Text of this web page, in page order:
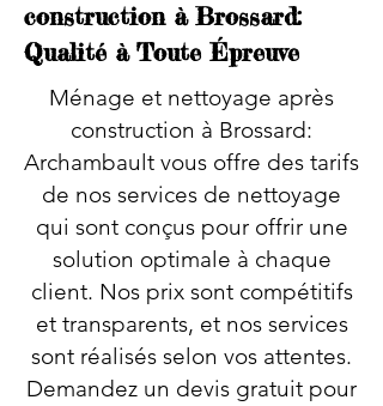
construction à Brossard:
Qualité à Toute Épreuve
Ménage et nettoyage après
construction à Brossard:
Archambault vous offre des tarifs
de nos services de nettoyage
qui sont conçus pour offrir une
solution optimale à chaque
client. Nos prix sont compétitifs
et transparents, et nos services
sont réalisés selon vos attentes.
Demandez un devis gratuit pour